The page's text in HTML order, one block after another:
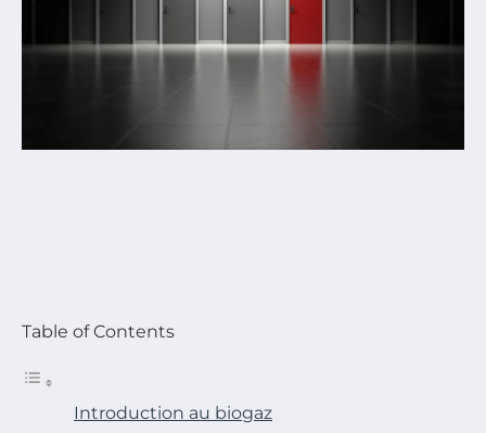
Table of Contents
Introduction au biogaz